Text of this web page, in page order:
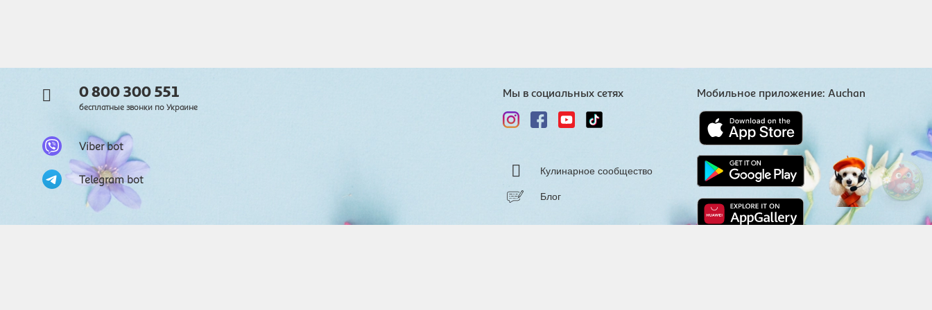
0 800 300 551
бесплатные звонки по Украине
Viber bot
Telegram bot
Мы в социальных сетях
Кулинарное сообщество
Блог
Мобильное приложение: Auchan